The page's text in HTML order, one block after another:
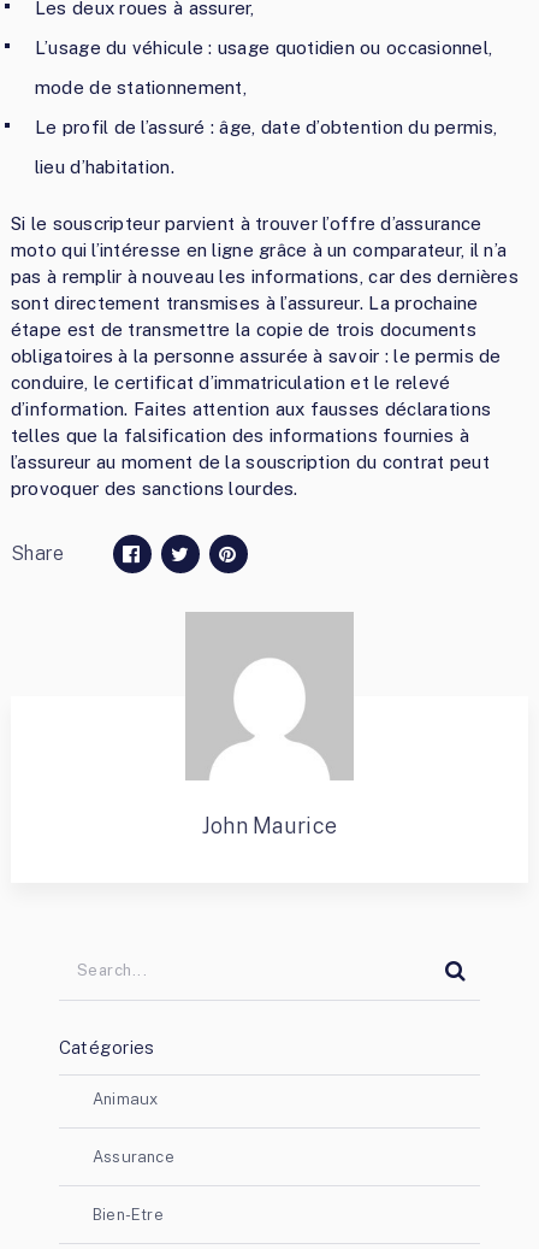
Les deux roues à assurer,
L’usage du véhicule : usage quotidien ou occasionnel,
mode de stationnement,
Le profil de l’assuré : âge, date d’obtention du permis,
lieu d’habitation.
Si le souscripteur parvient à trouver l’offre d’assurance
moto qui l’intéresse en ligne grâce à un comparateur, il n’a
pas à remplir à nouveau les informations, car des dernières
sont directement transmises à l’assureur. La prochaine
étape est de transmettre la copie de trois documents
obligatoires à la personne assurée à savoir : le permis de
conduire, le certificat d’immatriculation et le relevé
d’information. Faites attention aux fausses déclarations
telles que la falsification des informations fournies à
l’assureur au moment de la souscription du contrat peut
provoquer des sanctions lourdes.
Share
John Maurice
Catégories
Animaux
Assurance
Bien-Etre